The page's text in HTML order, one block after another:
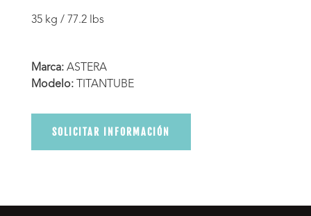
35 kg / 77.2 lbs
Marca:ASTERA
Modelo:TITANTUBE
SOLICITAR INFORMACIÓN